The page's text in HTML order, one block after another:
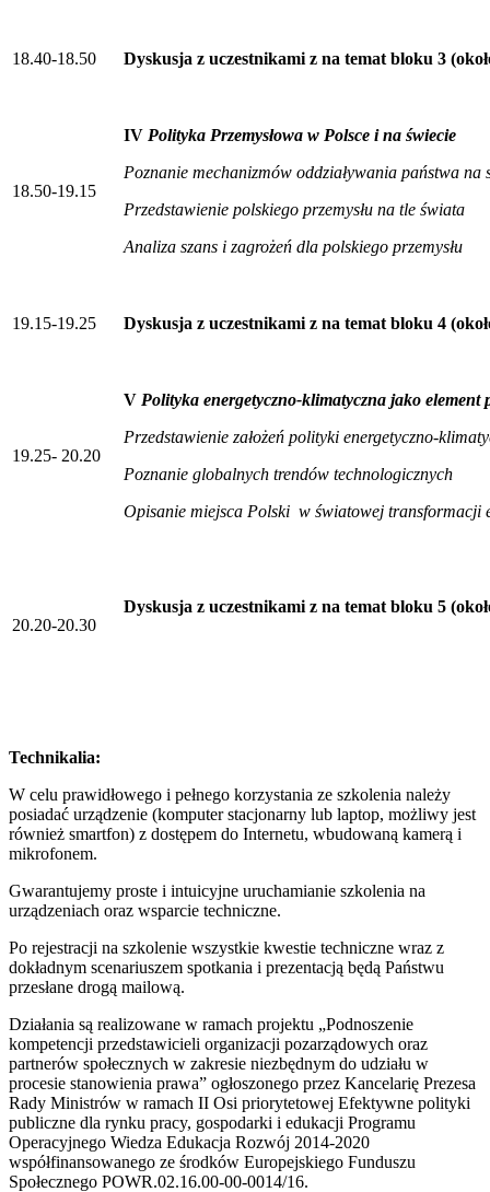
18.40-18.50 Dyskusja z uczestnikami z na temat bloku 3
18.50-19.15
IV Polityka Przemysłowa w Polsce i na świecie
Poznanie mechanizmów oddziaływania państwa na
Przedstawienie polskiego przemysłu na tle świata
Analiza szans i zagrożeń dla polskiego przemysłu
19.15-19.25 Dyskusja z uczestnikami z na temat bloku 4
19.25- 20.20
V Polityka energetyczno-klimatyczna jako element
Przedstawienie założeń polityki energetyczno-
Poznanie globalnych trendów technologicznych
Opisanie miejsca Polski w światowej transformacji
20.20-20.30
Dyskusja z uczestnikami z na temat bloku 5
Technikalia:
W celu prawidłowego i pełnego korzystania ze szkolenia należy
posiadać urządzenie (komputer stacjonarny lub laptop, możliwy jest
również smartfon) z dostępem do Internetu, wbudowaną kamerą i
mikrofonem.
Gwarantujemy proste i intuicyjne uruchamianie szkolenia na
urządzeniach oraz wsparcie techniczne.
Po rejestracji na szkolenie wszystkie kwestie techniczne wraz z
dokładnym scenariuszem spotkania i prezentacją będą Państwu
przesłane drogą mailową.
Działania są realizowane w ramach projektu „Podnoszenie
kompetencji przedstawicieli organizacji pozarządowych oraz
partnerów społecznych w zakresie niezbędnym do udziału w
procesie stanowienia prawa” ogłoszonego przez Kancelarię Prezesa
Rady Ministrów w ramach II Osi priorytetowej Efektywne polityki
publiczne dla rynku pracy, gospodarki i edukacji Programu
Operacyjnego Wiedza Edukacja Rozwój 2014-2020
współfinansowanego ze środków Europejskiego Funduszu
Społecznego POWR.02.16.00-00-0014/16.